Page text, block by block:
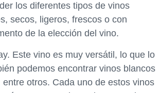
los diferentes tipos de vinos
secos, ligeros, frescos o con
de la elección del vino.
Este vino es muy versátil, lo que lo
podemos encontrar vinos blancos
otros. Cada uno de estos vinos